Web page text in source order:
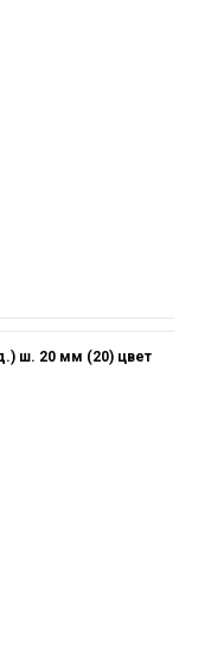
ш. 20 мм (20) цвет